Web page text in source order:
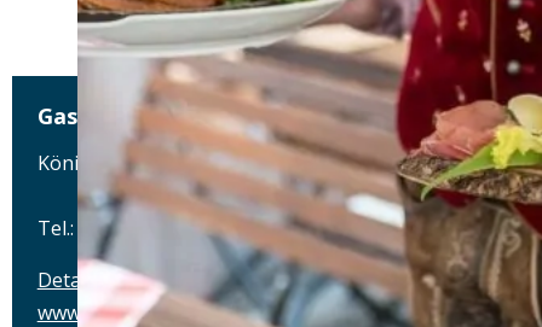
Gasthaus Pillhofer
Königstraße 78, 90402 Nürnberg
Tel.: Tel.: 0911-96041030
Details
www.pillhofer.net